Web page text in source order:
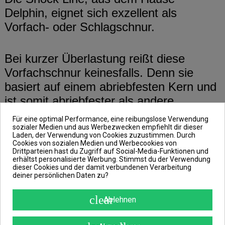
Delphin, eignet sich exzellent als
Vorfach- oder Schlagschnur.
Bei kurzer Überlastung reißt diese
Vorfachschnur keinesfalls. Denn sie
basiert auf einem abriebfesten Kern und
ist somit abriebfester als andere
Standard-Nylonschnüre. Unterstützt wird
diese Eigenschaft ebenfalls durch den
Einsatz des CPA 6.6-Materials, wodurch
ihr Reibungsfaktor äußerst niedrig
gehalten wird.
Dementsprechend kannst du diese
Schlagschnur besonders gut in
Für eine optimal Performance, eine reibungslose Verwendung
sozialer Medien und aus Werbezwecken empfiehlt dir dieser
Laden, der Verwendung von Cookies zuzustimmen. Durch
Cookies von sozialen Medien und Werbecookies von
Drittparteien hast du Zugriff auf Social-Media-Funktionen und
erhältst personalisierte Werbung. Stimmst du der Verwendung
dieser Cookies und der damit verbundenen Verarbeitung
deiner persönlichen Daten zu?
clearAblehnen